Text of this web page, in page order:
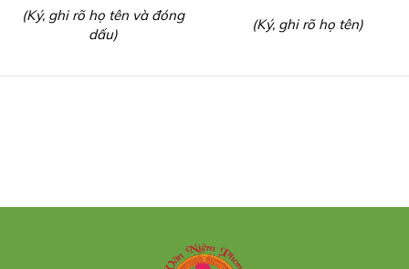
(Ký, ghi rõ họ tên và đóng
dấu)
(Ký, ghi rõ họ tên)